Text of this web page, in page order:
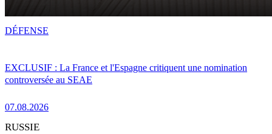
EXCLUSIF : La France et l'Espagne critiquent une nomination
controversée au SEAE
07.08.2026
DÉFENSE
RUSSIE